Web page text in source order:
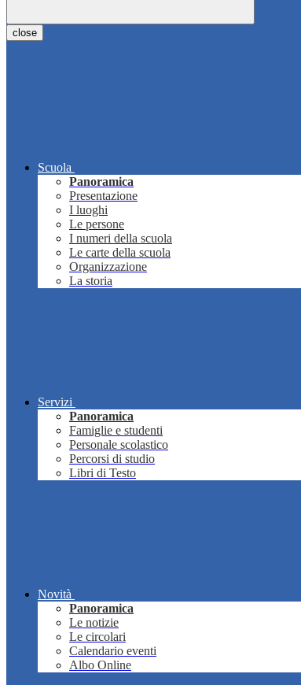
close
Scuola
Panoramica
Presentazione
I luoghi
Le persone
I numeri della scuola
Le carte della scuola
Organizzazione
La storia
Servizi
Panoramica
Famiglie e studenti
Personale scolastico
Percorsi di studio
Libri di Testo
Novità
Panoramica
Le notizie
Le circolari
Calendario eventi
Albo Online